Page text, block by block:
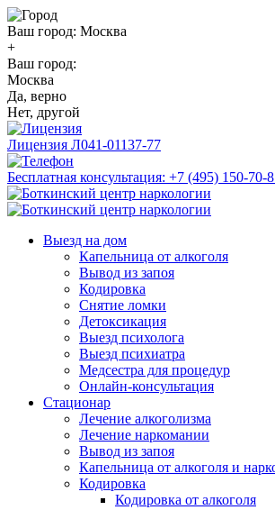
Ваш город: Москва
+
Ваш город:
Москва
Да, верно
Нет, другой
Лицензия Л041-01137-77
Бесплатная консультация: +7 (495) 150-70-
Выезд на дом
Капельница от алкоголя
Вывод из запоя
Кодировка
Снятие ломки
Детоксикация
Выезд психолога
Выезд психиатра
Медсестра для процедур
Онлайн-консультация
Стационар
Лечение алкоголизма
Лечение наркомании
Вывод из запоя
Капельница от алкоголя и
Кодировка
Кодировка от алкоголя